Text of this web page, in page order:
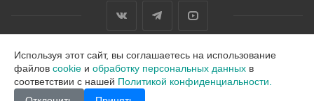
2026 © ООО "РумКлимат"
Используя этот сайт, вы соглашаетесь на использование
файлов cookie и обработку персональных данных в
соответствии с нашей Политикой конфиденциальности.